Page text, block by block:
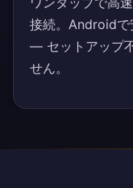
接続。Androidで
— セットアップ
せん。